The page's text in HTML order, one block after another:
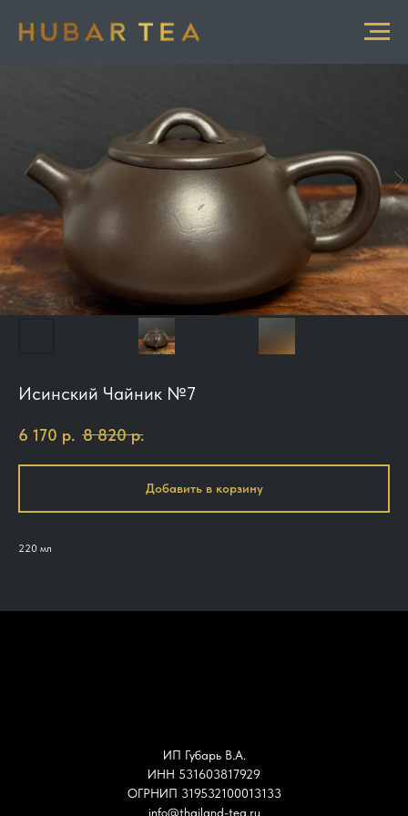
Исинский Чайник №7
6 170 р. 8 820 р.
Добавить в корзину
220 мл
ИП Губарь В.А.
ИНН 531603817929
ОГРНИП 319532100013133
info@thailand-tea.ru